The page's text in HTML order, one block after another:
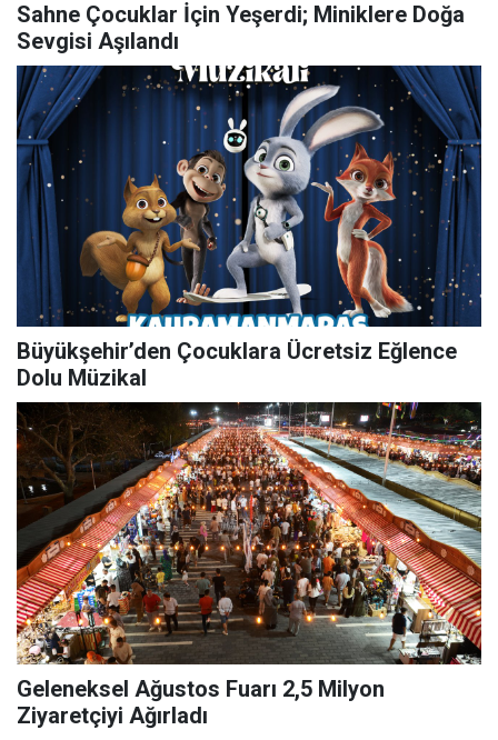
Sahne Çocuklar İçin Yeşerdi; Miniklere Doğa
Sevgisi Aşılandı
Büyükşehir’den Çocuklara Ücretsiz Eğlence
Dolu Müzikal
Geleneksel Ağustos Fuarı 2,5 Milyon
Ziyaretçiyi Ağırladı